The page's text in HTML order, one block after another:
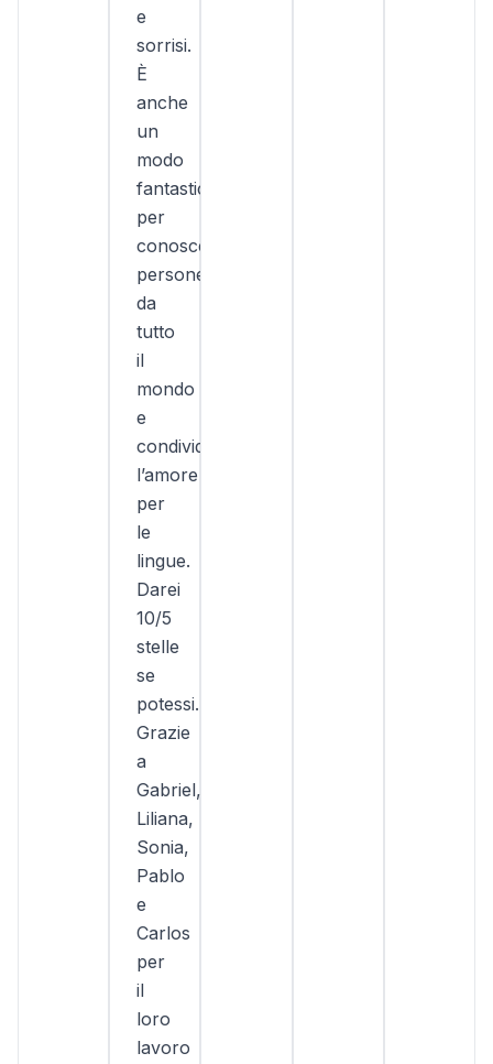
e
sorrisi.
È
anche
un
modo
fantastico
per
conoscere
persone
da
tutto
il
mondo
e
condividere
l’amore
per
le
lingue.
Darei
10/5
stelle
se
potessi.
Grazie
a
Gabriel,
Liliana,
Sonia,
Pablo
e
Carlos
per
il
loro
lavoro